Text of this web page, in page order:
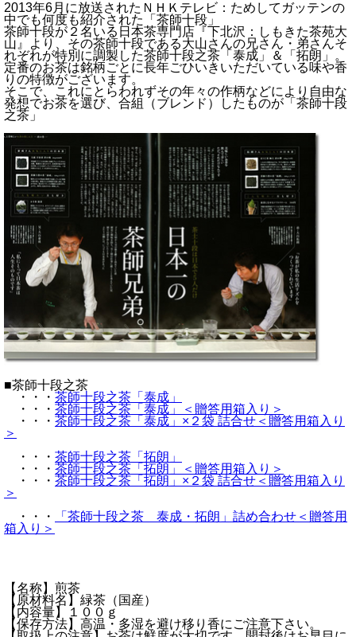
2013年6月に放送されたＮＨＫテレビ：ためしてガッテンの
中でも何度も紹介された「茶師十段」
茶師十段が２名いる日本茶専門店『下北沢：しもきた茶苑大
山』より、その茶師十段である大山さんの兄さん・弟さんそ
れぞれが特別に調製した茶師十段之茶「泰成」＆「拓朗」。
定番のお茶は銘柄ごとに長年ごひいきいただいている味や香
りの特徴がございます。
そこで、これにとらわれずその年々の作柄などにより自由な
発想でお茶を選び、合組（ブレンド）したものが「茶師十段
之茶」
■茶師十段之茶
・・・ 茶師十段之茶「泰成」
・・・ 茶師十段之茶「泰成」＜贈答用箱入り＞
・・・ 茶師十段之茶「泰成」×２袋 詰合せ＜贈答用箱入り
＞
・・・ 茶師十段之茶「拓朗」
・・・ 茶師十段之茶「拓朗」＜贈答用箱入り＞
・・・ 茶師十段之茶「拓朗」×２袋 詰合せ＜贈答用箱入り
＞
・・・
「茶師十段之茶 泰成・拓朗」詰め合わせ＜贈答用
箱入り＞
【名称】煎茶
【原材料名】緑茶（国産）
【内容量】１００ｇ
【保存方法】高温・多湿を避け移り香にご注意下さい。